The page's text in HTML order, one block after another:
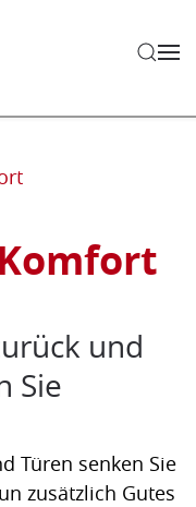
und
Sie
Türen senken Sie
zusätzlich Gutes